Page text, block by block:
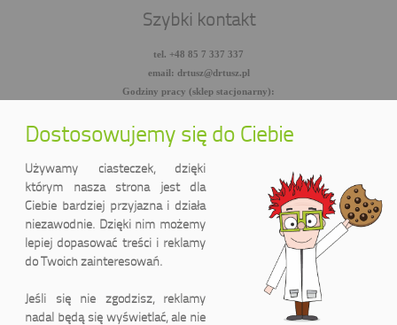
Szybki kontakt
tel. +48 85 7 337 337
email: drtusz@drtusz.pl
Godziny pracy (sklep stacjonarny):
facebook.com/DrTusz
youtube.com/DrTusz
Dostosowujemy się do Ciebie
Używamy ciasteczek, dzięki
którym nasza strona jest dla
Ciebie bardziej przyjazna i działa
niezawodnie. Dzięki nim możemy
lepiej dopasować treści i reklamy
do Twoich zainteresowań.
Jeśli się nie zgodzisz, reklamy
nadal będą się wyświetlać, ale nie